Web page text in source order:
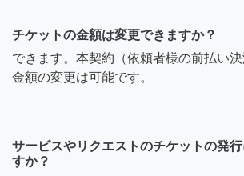
チケットの金額は変更できますか？
できます。本契約（依頼者様の前払い決
金額の変更は可能です。
サービスやリクエストのチケットの発
すか？